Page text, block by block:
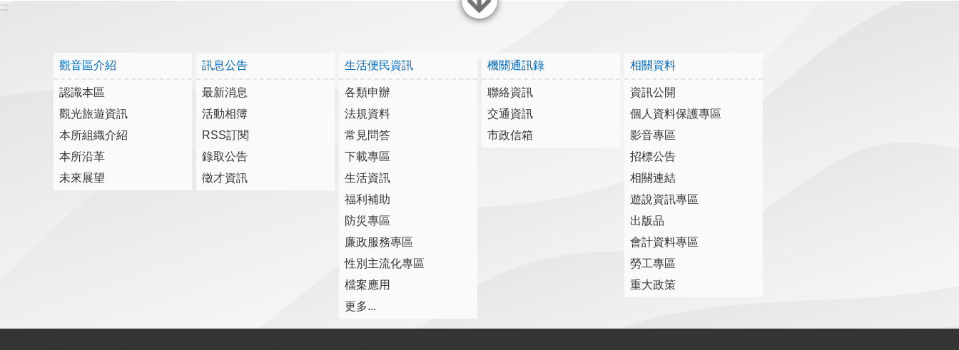
關閉
:::
觀音區介紹
認識本區
觀光旅遊資訊
本所組織介紹
本所沿革
未來展望
訊息公告
最新消息
活動相簿
RSS訂閱
錄取公告
徵才資訊
生活便民資訊
各類申辦
法規資料
常見問答
下載專區
生活資訊
福利補助
防災專區
廉政服務專區
性別主流化專區
檔案應用
更多...
機關通訊錄
聯絡資訊
交通資訊
市政信箱
相關資料
資訊公開
個人資料保護專區
影音專區
招標公告
相關連結
遊說資訊專區
出版品
會計資料專區
勞工專區
重大政策